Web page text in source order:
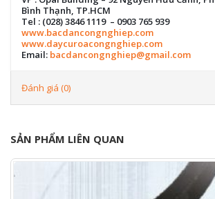
Bình Thạnh, TP.HCM
Tel : (028) 3846 1119 – 0903 765 939
www.bacdancongnghiep.com
www.daycuroacongnghiep.com
Email: bacdancongnghiep@gmail.com
Đánh giá (0)
SẢN PHẨM LIÊN QUAN